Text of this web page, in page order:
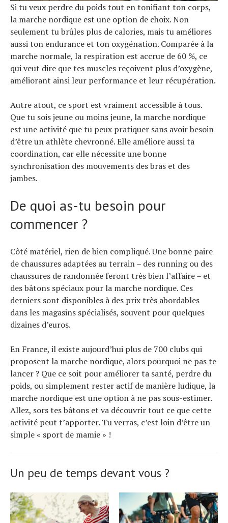
Si tu veux perdre du poids tout en tonifiant ton corps,
la marche nordique est une option de choix. Non
seulement tu brûles plus de calories, mais tu améliores
aussi ton endurance et ton oxygénation. Comparée à la
marche normale, la respiration est accrue de 60 %, ce
qui veut dire que tes muscles reçoivent plus d’oxygène,
améliorant ainsi leur performance et leur récupération.
Autre atout, ce sport est vraiment accessible à tous.
Que tu sois jeune ou moins jeune, la marche nordique
est une activité que tu peux pratiquer sans avoir besoin
d’être un athlète chevronné. Elle améliore aussi ta
coordination, car elle nécessite une bonne
synchronisation des mouvements des bras et des
jambes.
De quoi as-tu besoin pour
commencer ?
Côté matériel, rien de bien compliqué. Une bonne paire
de chaussures adaptées au terrain – des running ou des
chaussures de randonnée feront très bien l’affaire – et
des bâtons spéciaux pour la marche nordique. Ces
derniers sont disponibles à des prix très abordables
dans les magasins spécialisés, souvent pour quelques
dizaines d’euros.
En France, il existe aujourd’hui plus de 700 clubs qui
proposent la marche nordique, alors pourquoi ne pas te
lancer ? Que ce soit pour améliorer ta santé, perdre du
poids, ou simplement rester actif de manière ludique, la
marche nordique est une option à ne pas sous-estimer.
Allez, sors tes bâtons et va découvrir tout ce que cette
activité peut t’apporter. Tu verras, c’est loin d’être un
simple « sport de mamie » !
Un peu de temps devant vous ?